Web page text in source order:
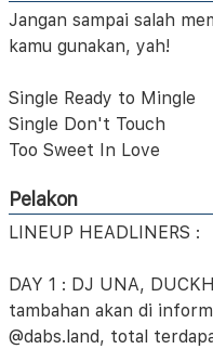
Jangan sampai salah
kamu gunakan, yah!
Single Ready to Mingle
Single Don't Touch
Too Sweet In Love
Pelakon
LINEUP HEADLINERS :
DAY 1 : DJ UNA,
tambahan akan di
@dabs.land, total